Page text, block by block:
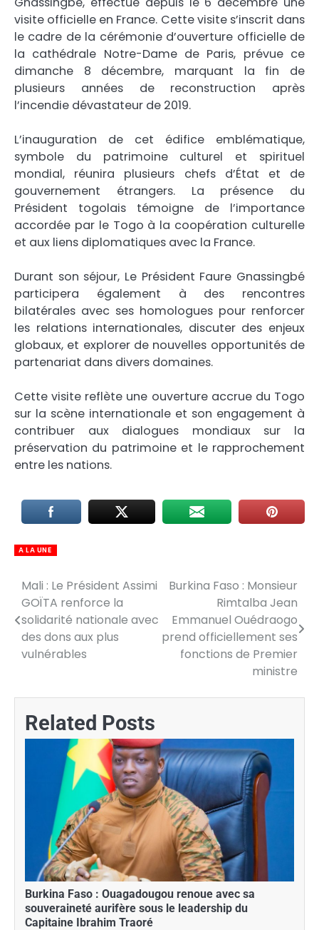
visite officielle en France. Cette visite s’inscrit dans
le cadre de la cérémonie d’ouverture officielle de
la cathédrale Notre-Dame de Paris, prévue ce
dimanche 8 décembre, marquant la fin de
plusieurs années de reconstruction après
l’incendie dévastateur de 2019.
L’inauguration de cet édifice emblématique,
symbole du patrimoine culturel et spirituel
mondial, réunira plusieurs chefs d’État et de
gouvernement étrangers. La présence du
Président togolais témoigne de l’importance
accordée par le Togo à la coopération culturelle
et aux liens diplomatiques avec la France.
Durant son séjour, Le Président Faure Gnassingbé
participera également à des rencontres
bilatérales avec ses homologues pour renforcer
les relations internationales, discuter des enjeux
globaux, et explorer de nouvelles opportunités de
partenariat dans divers domaines.
Cette visite reflète une ouverture accrue du Togo
sur la scène internationale et son engagement à
contribuer aux dialogues mondiaux sur la
préservation du patrimoine et le rapprochement
entre les nations.
A LA UNE
Navigation
de
l’article
Mali : Le Président Assimi
GOÏTA renforce la
solidarité nationale avec
des dons aux plus
vulnérables
Burkina Faso : Monsieur
Rimtalba Jean
Emmanuel Ouédraogo
prend officiellement ses
fonctions de Premier
ministre
Related Posts
Burkina Faso : Ouagadougou renoue avec sa
souveraineté aurifère sous le leadership du
Capitaine Ibrahim Traoré